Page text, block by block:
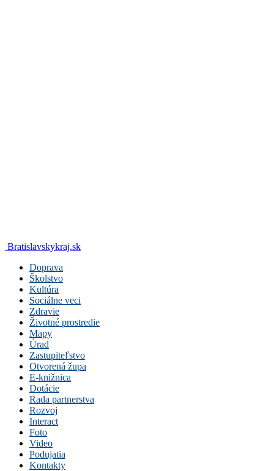
Bratislavskykraj.sk
Doprava
Školstvo
Kultúra
Sociálne veci
Zdravie
Životné prostredie
Mapy
Úrad
Zastupiteľstvo
Otvorená župa
E-knižnica
Dotácie
Rada partnerstva
Rozvoj
Interact
Foto
Video
Podujatia
Kontakty